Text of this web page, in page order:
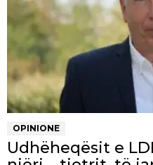
OPINIONE
Udhëheqësit e